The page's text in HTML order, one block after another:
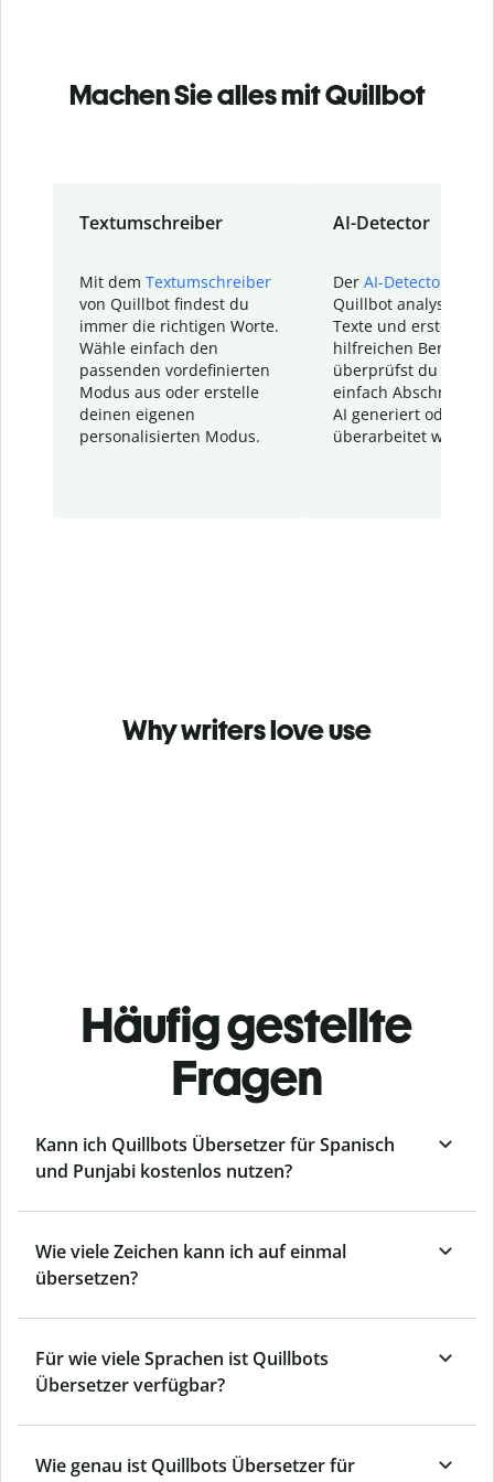
Machen Sie alles mit Quillbot
Textumschreiber
Mit dem Textumschreiber
von Quillbot findest du
immer die richtigen Worte.
Wähle einfach den
passenden vordefinierten
Modus aus oder erstelle
deinen eigenen
personalisierten Modus.
AI-Detector
Der AI-Detector
Quillbot analysiert
Texte und erstellt
hilfreichen Bericht.
überprüfst du
einfach Abschnitte,
AI generiert oder
überarbeitet wurden.
Why writers love use
Häufig gestellte
Fragen
Kann ich Quillbots Übersetzer für Spanisch
und Punjabi kostenlos nutzen?
Wie viele Zeichen kann ich auf einmal
übersetzen?
Für wie viele Sprachen ist Quillbots
Übersetzer verfügbar?
Wie genau ist Quillbots Übersetzer für